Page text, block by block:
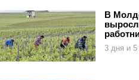
В
3 дня и 5